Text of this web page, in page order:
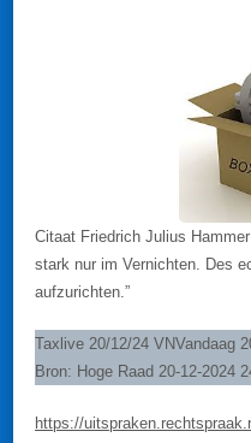
Citaat Friedrich Julius
stark nur im Vernichten. Des
aufzurichten.”
Taxlive 20/12/24 VNVandaag
Bron: Hoge Raad 20-12-2024
https://